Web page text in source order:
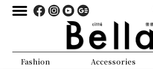
Fashion Accessories